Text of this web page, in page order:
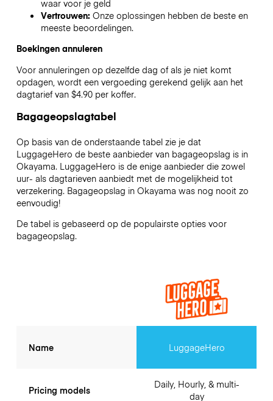
waar voor je geld
Vertrouwen: Onze oplossingen hebben de beste en
meeste beoordelingen.
Boekingen annuleren
Voor annuleringen op dezelfde dag of als je niet komt
opdagen, wordt een vergoeding gerekend gelijk aan het
dagtarief van $4.90 per koffer.
Bagageopslagtabel
Op basis van de onderstaande tabel zie je dat
LuggageHero de beste aanbieder van bagageopslag is in
Okayama. LuggageHero is de enige aanbieder die zowel
uur- als dagtarieven aanbiedt met de mogelijkheid tot
verzekering. Bagageopslag in Okayama was nog nooit zo
eenvoudig!
De tabel is gebaseerd op de populairste opties voor
bagageopslag.
Name
Pricing models
LuggageHero
Daily, Hourly, & multi-
day